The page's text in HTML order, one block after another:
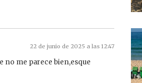
22 de junio de 2025 a las 12:47
no me parece bien,esque